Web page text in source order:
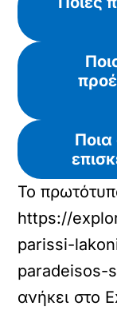
Το
https://
parissi-
paradeisos-
ανήκει στο